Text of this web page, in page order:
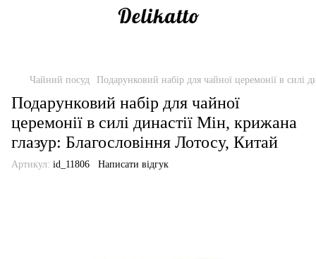
Чайний посуд Подарунковий набір для чайної церемонії в силі
Подарунковий набір для чайної
церемонії в силі династії Мін, крижана
глазур: Благословіння Лотосу, Китай
Артикул: id_11806 Написати відгук